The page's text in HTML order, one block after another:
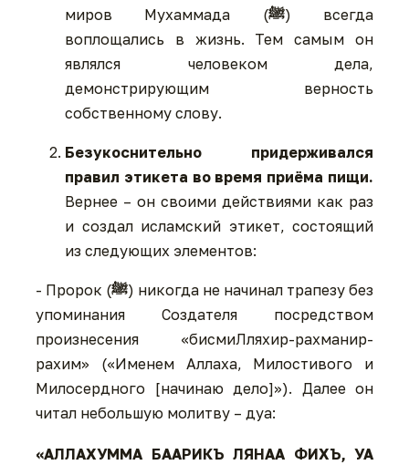
миров Мухаммада (ﷺ) всегда
воплощались в жизнь. Тем самым он
являлся человеком дела,
демонстрирующим верность
собственному слову.
Безукоснительно придерживался
правил этикета во время приёма пищи.
Вернее – он своими действиями как раз
и создал исламский этикет, состоящий
из следующих элементов:
- Пророк (ﷺ) никогда не начинал трапезу без
упоминания Создателя посредством
произнесения «бисмиЛляхир-рахманир-
рахим» («Именем Аллаха, Милостивого и
Милосердного [начинаю дело]»). Далее он
читал небольшую молитву – дуа:
«АЛЛАХУММА БААРИКЪ ЛЯНАА ФИХЪ, УА